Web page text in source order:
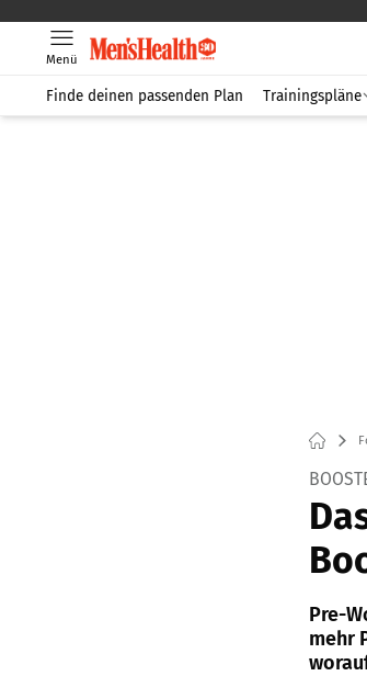
Menü
Finde deinen passenden Plan Trainingspläne
Pre-
mehr